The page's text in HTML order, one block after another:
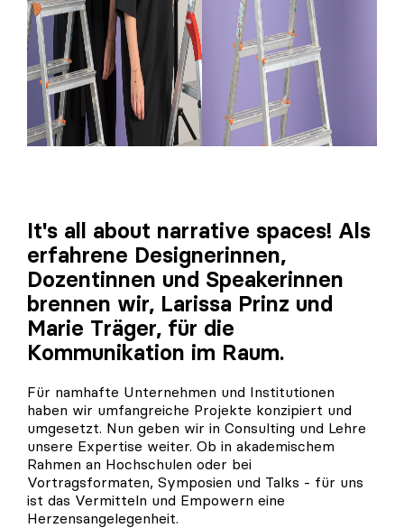
It's all about narrative spaces! Als
erfahrene Designerinnen,
Dozentinnen und Speakerinnen
brennen wir, Larissa Prinz und
Marie Träger, für die
Kommunikation im Raum.
Für namhafte Unternehmen und Institutionen
haben wir umfangreiche Projekte konzipiert und
umgesetzt. Nun geben wir in Consulting und Lehre
unsere Expertise weiter. Ob in akademischem
Rahmen an Hochschulen oder bei
Vortragsformaten, Symposien und Talks - für uns
ist das Vermitteln und Empowern eine
Herzensangelegenheit.